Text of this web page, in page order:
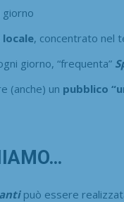
giorno
, concentrato nel
giorno, “frequenta”
(anche) un pubblico
può essere